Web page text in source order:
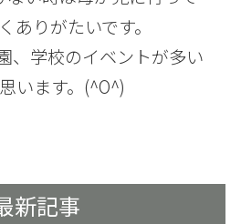
ありがたいです。
、学校のイベントが多い
います。(^O^)
新記事